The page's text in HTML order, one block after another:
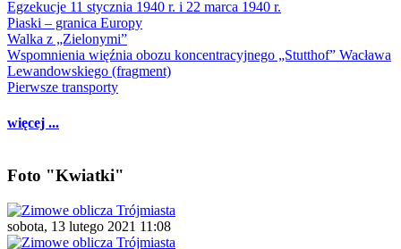
Egzekucje 11 stycznia 1940 r. i 22 marca 1940 r.
Piaski – granica Europy
Walka z „Zielonymi”
Wspomnienia więźnia obozu koncentracyjnego „Stutthof” Wacława
Lewandowskiego (fragment)
Pierwsze transporty
więcej ...
Foto "Kwiatki"
sobota, 13 lutego 2021 11:08